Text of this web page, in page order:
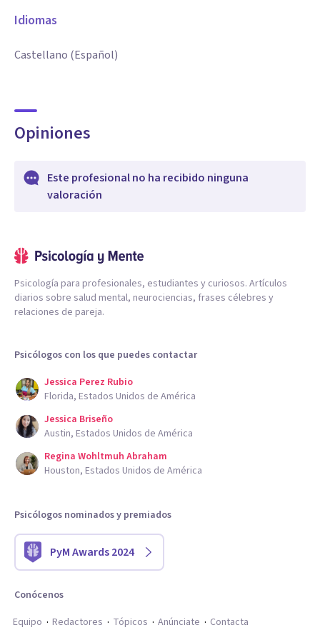
Idiomas
Castellano (Español)
Opiniones
Este profesional no ha recibido ninguna
valoración
Psicología para profesionales, estudiantes y curiosos. Artículos
diarios sobre salud mental, neurociencias, frases célebres y
relaciones de pareja.
Psicólogos con los que puedes contactar
Jessica Perez Rubio
Florida, Estados Unidos de América
Jessica Briseño
Austin, Estados Unidos de América
Regina Wohltmuh Abraham
Houston, Estados Unidos de América
Psicólogos nominados y premiados
PyM Awards 2024
Conócenos
Equipo
Redactores Tópicos Anúnciate Contacta